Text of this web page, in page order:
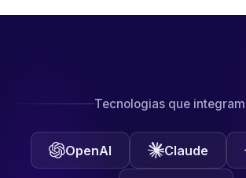
Tecnologias que
OpenAI Claude